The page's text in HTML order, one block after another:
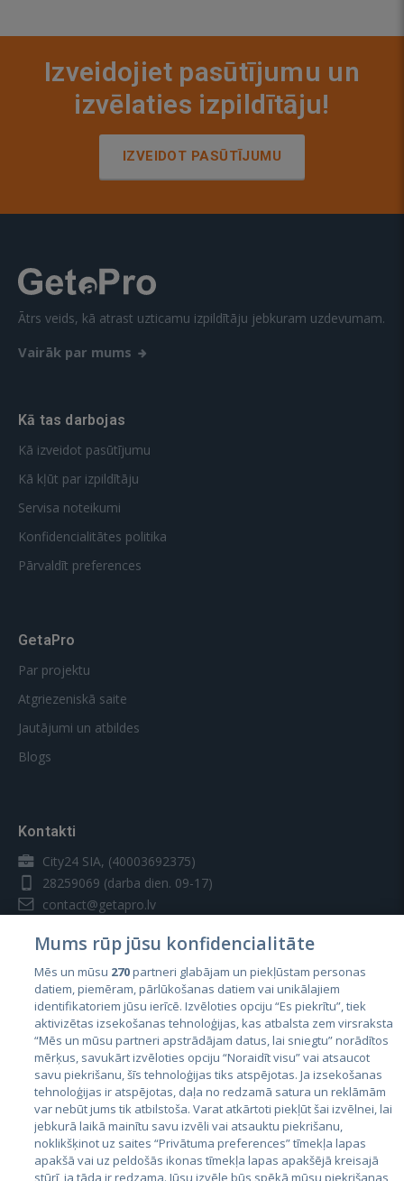
Izveidojiet pasūtījumu un
izvēlaties izpildītāju!
IZVEIDOT PASŪTĪJUMU
Ātrs veids, kā atrast uzticamu izpildītāju jebkuram uzdevumam.
Vairāk par mums
Kā tas darbojas
Kā izveidot pasūtījumu
Kā kļūt par izpildītāju
Servisa noteikumi
Konfidencialitātes politika
Pārvaldīt preferences
GetaPro
Par projektu
Atgriezeniskā saite
Jautājumi un atbildes
Blogs
Kontakti
City24 SIA, (40003692375)
28259069 (darba dien. 09-17)
contact@getapro.lv
Valstis
Igaunija
Latvija
Lietuva
Mums rūp jūsu konfidencialitāte
Mēs un mūsu 270partneri glabājam un piekļūstam personas
datiem, piemēram, pārlūkošanas datiem vai unikālajiem
identifikatoriem jūsu ierīcē. Izvēloties opciju “Es piekrītu”, tiek
aktivizētas izsekošanas tehnoloģijas, kas atbalsta zem virsraksta
“Mēs un mūsu partneri apstrādājam datus, lai sniegtu” norādītos
mērķus, savukārt izvēloties opciju “Noraidīt visu” vai atsaucot
savu piekrišanu, šīs tehnoloģijas tiks atspējotas. Ja izsekošanas
tehnoloģijas ir atspējotas, daļa no redzamā satura un reklāmām
var nebūt jums tik atbilstoša. Varat atkārtoti piekļūt šai izvēlnei, lai
jebkurā laikā mainītu savu izvēli vai atsauktu piekrišanu,
noklikšķinot uz saites “Privātuma preferences” tīmekļa lapas
apakšā vai uz peldošās ikonas tīmekļa lapas apakšējā kreisajā
stūrī, ja tāda ir redzama. Jūsu izvēle būs spēkā mūsu piekrišanas